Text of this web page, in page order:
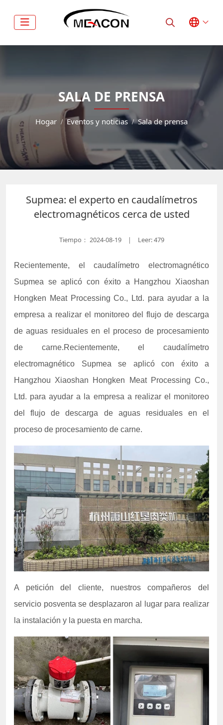
SALA DE PRENSA
Hogar Eventos y noticias Sala de prensa
Supmea: el experto en caudalímetros
electromagnéticos cerca de usted
Tiempo： 2024-08-19 | Leer: 479
Recientemente, el caudalímetro electromagnético
Supmea se aplicó con éxito a Hangzhou Xiaoshan
Hongken Meat Processing Co., Ltd. para ayudar a la
empresa a realizar el monitoreo del flujo de descarga
de aguas residuales en el proceso de procesamiento
de carne.Recientemente, el caudalímetro
electromagnético Supmea se aplicó con éxito a
Hangzhou Xiaoshan Hongken Meat Processing Co.,
Ltd. para ayudar a la empresa a realizar el monitoreo
del flujo de descarga de aguas residuales en el
proceso de procesamiento de carne.
A petición del cliente, nuestros compañeros del
servicio posventa se desplazaron al lugar para realizar
la instalación y la puesta en marcha.